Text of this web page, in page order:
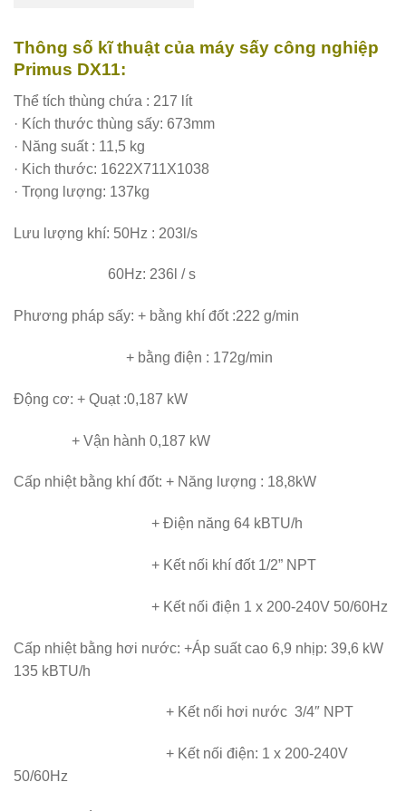
Thông số kĩ thuật của máy sấy công nghiệp
Primus DX11:
Thể tích thùng chứa : 217 lít
· Kích thước thùng sấy: 673mm
· Năng suất : 11,5 kg
· Kich thước: 1622X711X1038
· Trọng lượng: 137kg
Lưu lượng khí: 50Hz : 203l/s
60Hz: 236l / s
Phương pháp sấy: + bằng khí đốt :222 g/min
+ bằng điện : 172g/min
Động cơ: + Quạt :0,187 kW
+ Vận hành 0,187 kW
Cấp nhiệt bằng khí đốt: + Năng lượng : 18,8kW
+ Điện năng 64 kBTU/h
+ Kết nối khí đốt 1/2” NPT
+ Kết nối điện 1 x 200-240V 50/60Hz
Cấp nhiệt bằng hơi nước: +Áp suất cao 6,9 nhịp: 39,6 kW
135 kBTU/h
+ Kết nối hơi nước 3/4″ NPT
+ Kết nối điện: 1 x 200-240V
50/60Hz